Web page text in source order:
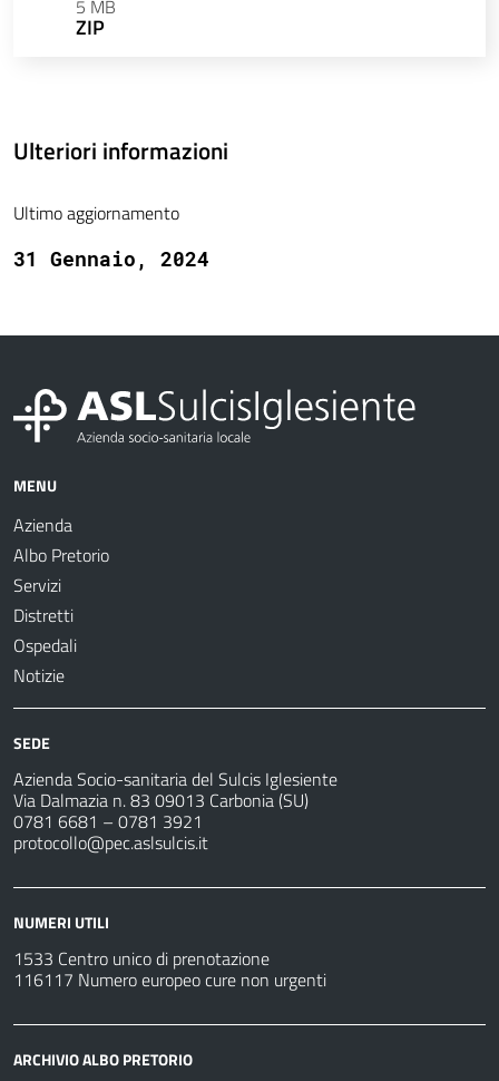
5 MB
ZIP
Ulteriori informazioni
Ultimo aggiornamento
31 Gennaio, 2024
MENU
Azienda
Albo Pretorio
Servizi
Distretti
Ospedali
Notizie
SEDE
Azienda Socio-sanitaria del Sulcis Iglesiente
Via Dalmazia n. 83 09013 Carbonia (SU)
0781 6681 – 0781 3921
protocollo@pec.aslsulcis.it
NUMERI UTILI
1533 Centro unico di prenotazione
116117 Numero europeo cure non urgenti
ARCHIVIO ALBO PRETORIO